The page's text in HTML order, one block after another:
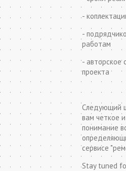
-
-
работам
- авторское
проекта
Следующий
вам четкое
понимание
сервисе
Stay tuned